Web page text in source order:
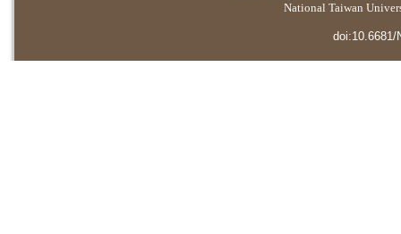
National Taiwan
doi:10.6681/